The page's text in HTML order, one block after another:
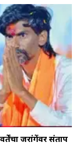
जरांगेंवर संताप